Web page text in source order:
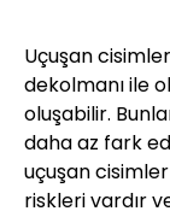
Uçuşan
dekolmanı ile
oluşabilir.
daha az fark
uçuşan
riskleri vardır